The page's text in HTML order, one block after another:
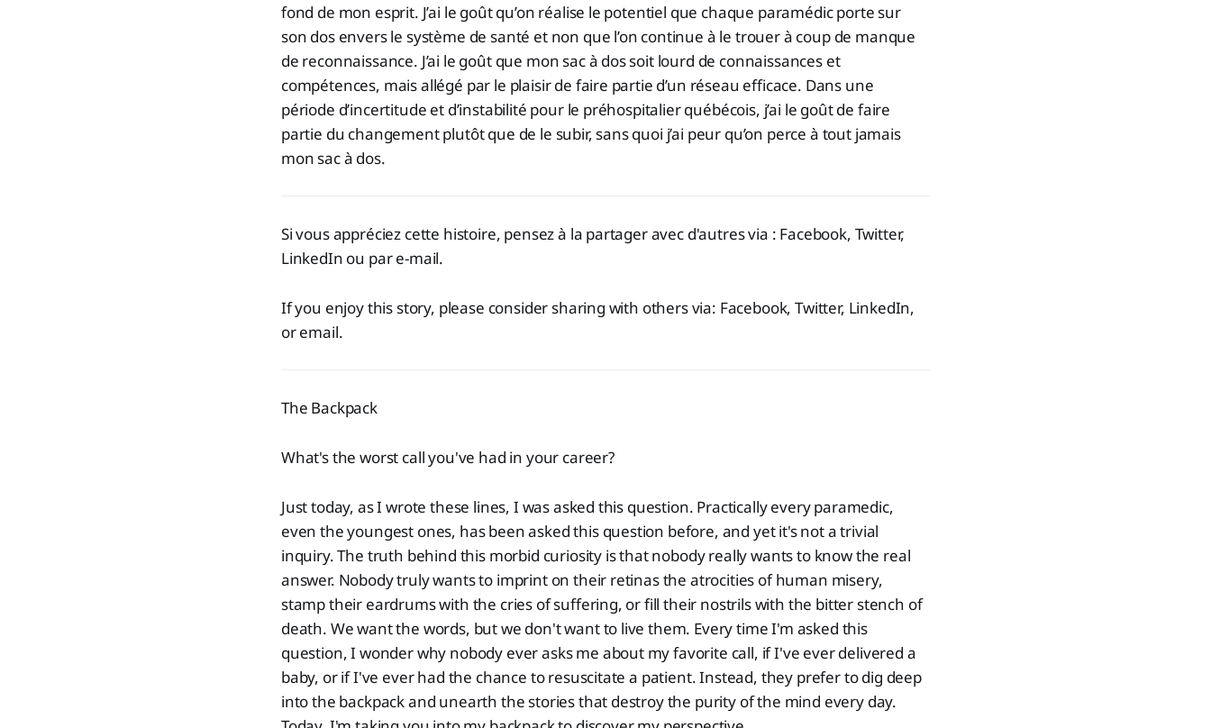
fond de mon esprit. J’ai le goût qu’on réalise le potentiel que chaque paramédic porte sur
son dos envers le système de santé et non que l’on continue à le trouer à coup de manque
de reconnaissance. J’ai le goût que mon sac à dos soit lourd de connaissances et
compétences, mais allégé par le plaisir de faire partie d’un réseau efficace. Dans une
période d’incertitude et d’instabilité pour le préhospitalier québécois, j’ai le goût de faire
partie du changement plutôt que de le subir, sans quoi j’ai peur qu’on perce à tout jamais
mon sac à dos.
Si vous appréciez cette histoire, pensez à la partager avec d'autres via : Facebook, Twitter,
LinkedIn ou par e-mail.
If you enjoy this story, please consider sharing with others via: Facebook, Twitter, LinkedIn,
or email.
The Backpack
What's the worst call you've had in your career?
Just today, as I wrote these lines, I was asked this question. Practically every paramedic,
even the youngest ones, has been asked this question before, and yet it's not a trivial
inquiry. The truth behind this morbid curiosity is that nobody really wants to know the real
answer. Nobody truly wants to imprint on their retinas the atrocities of human misery,
stamp their eardrums with the cries of suffering, or fill their nostrils with the bitter stench of
death. We want the words, but we don't want to live them. Every time I'm asked this
question, I wonder why nobody ever asks me about my favorite call, if I've ever delivered a
baby, or if I've ever had the chance to resuscitate a patient. Instead, they prefer to dig deep
into the backpack and unearth the stories that destroy the purity of the mind every day.